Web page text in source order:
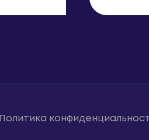
Политика